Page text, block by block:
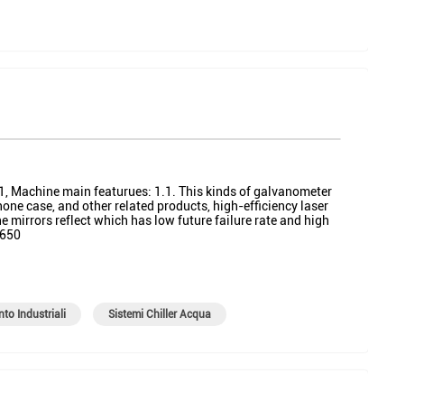
Machine main featurues: 1.1. This kinds of galvanometer
case, and other related products, high-efficiency laser
mirrors reflect which has low future failure rate and high
Industriali Sistemi Chiller Acqua